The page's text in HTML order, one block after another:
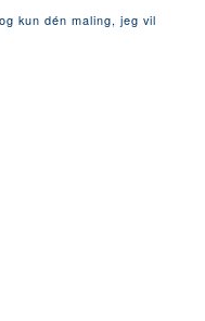
kun dén maling, jeg vil